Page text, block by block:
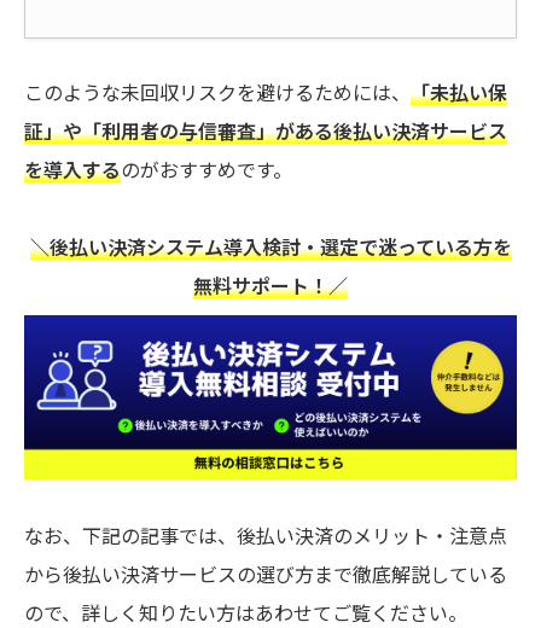
このような未回収リスクを避けるためには、 「未払い保
証」や「利用者の与信審査」がある後払い決済サービス
を導入するのがおすすめです。
＼後払い決済システム導入検討・選定で迷っている方を
無料サポート！／
なお、下記の記事では、後払い決済のメリット・注意点
から後払い決済サービスの選び方まで徹底解説している
ので、詳しく知りたい方はあわせてご覧ください。